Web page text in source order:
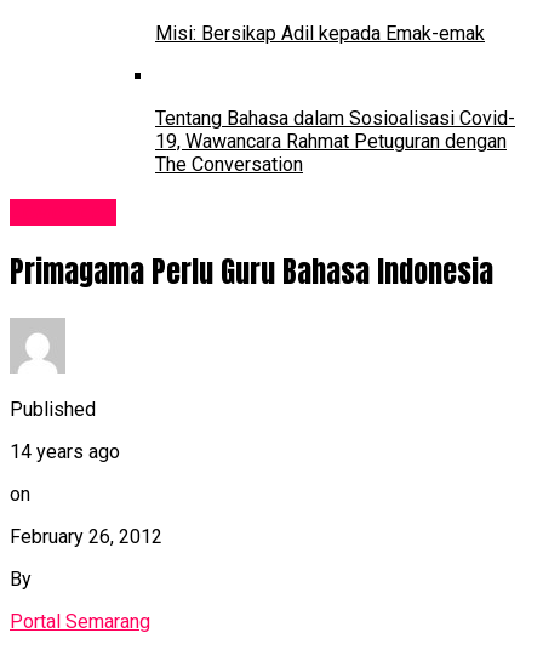
Misi: Bersikap Adil kepada Emak-emak
Tentang Bahasa dalam Sosioalisasi Covid-
19, Wawancara Rahmat Petuguran dengan
The Conversation
Primagama Perlu Guru Bahasa Indonesia
Published
14 years ago
on
February 26, 2012
By
Portal Semarang